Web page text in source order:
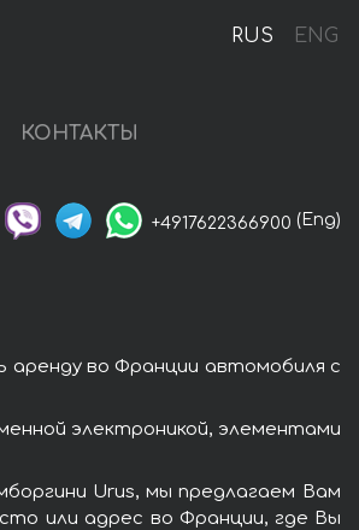
RUS ENG
КОНТАКТЫ
+4917622366900 (Eng)
во Франции автомобиля с
электроникой, элементами
Urus, мы предлагаем Вам
или адрес во Франции, где Вы